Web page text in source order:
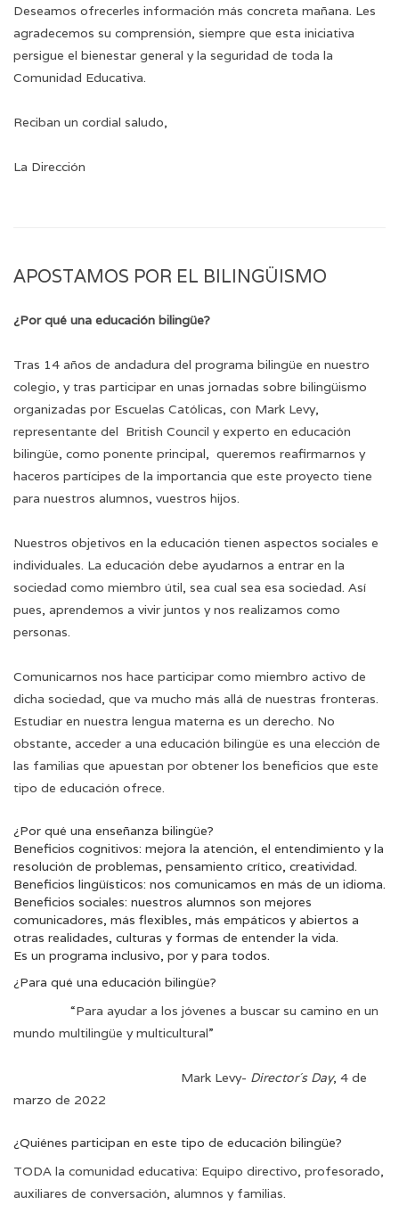
Deseamos ofrecerles información más concreta mañana. Les
agradecemos su comprensión, siempre que esta iniciativa
persigue el bienestar general y la seguridad de toda la
Comunidad Educativa.
Reciban un cordial saludo,
La Dirección
APOSTAMOS POR EL BILINGÜISMO
¿Por qué una educación bilingüe?
Tras 14 años de andadura del programa bilingüe en nuestro
colegio, y tras participar en unas jornadas sobre bilingüismo
organizadas por Escuelas Católicas, con Mark Levy,
representante del British Council y experto en educación
bilingüe, como ponente principal, queremos reafirmarnos y
haceros partícipes de la importancia que este proyecto tiene
para nuestros alumnos, vuestros hijos.
Nuestros objetivos en la educación tienen aspectos sociales e
individuales. La educación debe ayudarnos a entrar en la
sociedad como miembro útil, sea cual sea esa sociedad. Así
pues, aprendemos a vivir juntos y nos realizamos como
personas.
Comunicarnos nos hace participar como miembro activo de
dicha sociedad, que va mucho más allá de nuestras fronteras.
Estudiar en nuestra lengua materna es un derecho. No
obstante, acceder a una educación bilingüe es una elección de
las familias que apuestan por obtener los beneficios que este
tipo de educación ofrece.
¿Por qué una enseñanza bilingüe?
Beneficios cognitivos: mejora la atención, el entendimiento y la
resolución de problemas, pensamiento crítico, creatividad.
Beneficios lingüísticos: nos comunicamos en más de un idioma.
Beneficios sociales: nuestros alumnos son mejores
comunicadores, más flexibles, más empáticos y abiertos a
otras realidades, culturas y formas de entender la vida.
Es un programa inclusivo, por y para todos.
¿Para qué una educación bilingüe?
“Para ayudar a los jóvenes a buscar su camino en un
mundo multilingüe y multicultural”
Mark Levy- Director´s Day, 4 de
marzo de 2022
¿Quiénes participan en este tipo de educación bilingüe?
TODA la comunidad educativa: Equipo directivo, profesorado,
auxiliares de conversación, alumnos y familias.